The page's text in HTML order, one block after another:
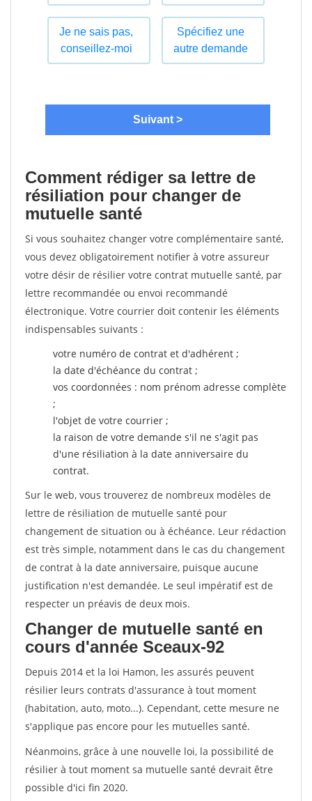
Comment rédiger sa lettre de
résiliation pour changer de
mutuelle santé
Si vous souhaitez changer votre complémentaire santé,
vous devez obligatoirement notifier à votre assureur
votre désir de résilier votre contrat mutuelle santé, par
lettre recommandée ou envoi recommandé
électronique. Votre courrier doit contenir les éléments
indispensables suivants :
votre numéro de contrat et d'adhérent ;
la date d'échéance du contrat ;
vos coordonnées : nom prénom adresse complète
;
l'objet de votre courrier ;
la raison de votre demande s'il ne s'agit pas
d'une résiliation à la date anniversaire du
contrat.
Sur le web, vous trouverez de nombreux modèles de
lettre de résiliation de mutuelle santé pour
changement de situation ou à échéance. Leur rédaction
est très simple, notamment dans le cas du changement
de contrat à la date anniversaire, puisque aucune
justification n'est demandée. Le seul impératif est de
respecter un préavis de deux mois.
Changer de mutuelle santé en
cours d'année Sceaux-92
Depuis 2014 et la loi Hamon, les assurés peuvent
résilier leurs contrats d'assurance à tout moment
(habitation, auto, moto...). Cependant, cette mesure ne
s'applique pas encore pour les mutuelles santé.
Néanmoins, grâce à une nouvelle loi, la possibilité de
résilier à tout moment sa mutuelle santé devrait être
possible d'ici fin 2020.